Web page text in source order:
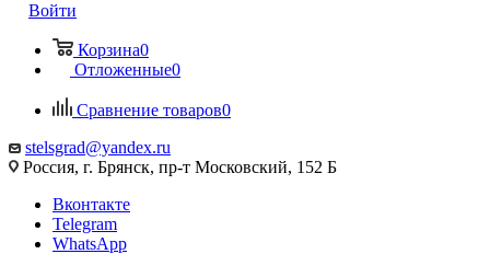
Войти
Корзина0
Отложенные0
Сравнение товаров0
stelsgrad@yandex.ru
Россия, г. Брянск, пр-т Московский, 152 Б
Вконтакте
Telegram
WhatsApp